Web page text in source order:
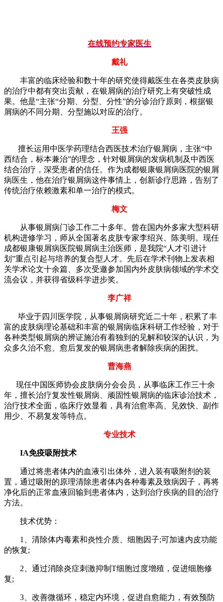
在线预约专家医生
戴礼
丰富的临床经验和数十年的研究使得戴医生在各类皮肤病
的治疗中都有突出贡献，在银屑病的治疗研究上有突破性成
果。他是“主张“分期、分型、分性”的分诊治疗原则，根据银
屑病的不同分期、分型施以对应的治疗。
王强
擅长运用中医学药理结合西医技术治疗银屑病，主张“中
西结合，标本兼治”的理念，针对银屑病的发病机制及中西医
结合治疗，深受患者的信任。作为成都银康银屑病医院的银屑
病医生，他在治疗银屑病这件事情上，创新诊疗思路，告别了
传统治疗依赖激素和单一治疗的模式。
梅文
从事银屑病门诊工作二十多年。曾在国内外多家大型科研
机构进修学习，师从全国著名皮肤专家李绍兴、陈美明。现任
成都银康银屑病医院银屑病主治医师，是我院“人才引进计
划”重点引起与培养的复合型人才。先后在学术刊物上发表相
关学术论文十余篇、多次受邀参加国内外皮肤病领域的学术交
流会议，并获得省级科学进步奖。
李广祥
毕业于四川医学院，从事银屑病研究近二十年，积累了丰
富的皮肤病理论基础和丰富的银屑病临床科研工作经验，对于
各种类型银屑病的辨证施治有着独到的见解和较深的认识，为
众多久治不愈、愈后复发的银屑病患者解除疾病的困扰。
曹海燕
现任中国医师协会皮肤病分会会员，从事临床工作三十余
年，擅长治疗复发性银屑病、顽固性银屑病的临床诊治技术，
治疗技术全面，临床疗效显着，具有治愈率高、见效快、副作
用少、不易复发等特点。
专业技术
IA免疫吸附技术
通过将患者体内的血液引出体外，进入装有吸附剂的装
置，通过吸附的原理清除患者体内各种毒素及致病因子，再将
净化后的正常血液回输到患者体内，达到治疗疾病的目的治疗
方法。
技术优势：
1、清除体内毒素和炎性介质、细胞因子;可加速内皮功能
的恢复;
2、通过消除炎症刺激抑制T细胞过度增殖，促进细胞修
复;
3、改善微循环，稳定内环境，促进自愈能力，有效预防